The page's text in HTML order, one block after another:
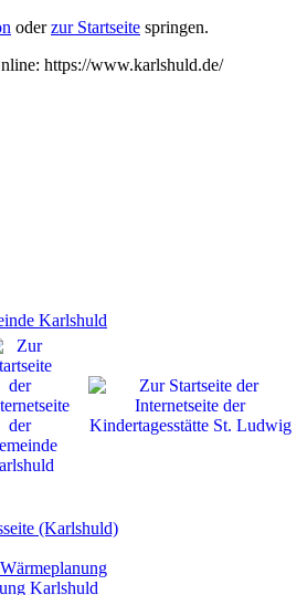
oderzur Startseite springen.
https://www.karlshuld.de/
(Karlshuld)
Karlshuld